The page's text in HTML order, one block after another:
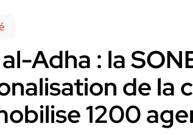
Adha : la
de la
1200